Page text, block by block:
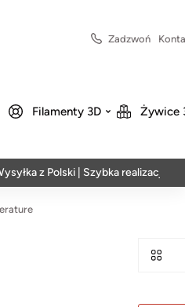
Zadzwoń
Filamenty 3D Żywice
z Polski | Szybka realizacja w 24h